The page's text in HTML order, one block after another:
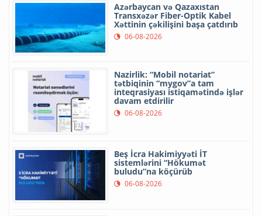
Azərbaycan və Qazaxıstan
Transxəzər Fiber-Optik Kabel
Xəttinin çəkilişini başa çatdırıb
06-08-2026
Nazirlik: “Mobil notariat”
tətbiqinin “mygov”a tam
inteqrasiyası istiqamətində işlər
davam etdirilir
06-08-2026
Beş İcra Hakimiyyəti İT
sistemlərini “Hökumət
buludu”na köçürüb
06-08-2026